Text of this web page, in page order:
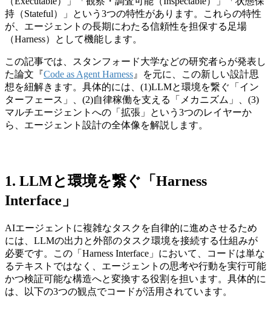
持（Stateful）」という3つの特性があります。これらの特性
が、エージェントの長期にわたる信頼性を担保する足場
（Harness）として機能します。
この記事では、スタンフォード大学などの研究者らが発表し
た論文『Code as Agent Harness 』を元に、この新しい設計思
想を紐解きます。具体的には、(1)LLMと環境を繋ぐ「イン
ターフェース」、(2)自律稼働を支える「メカニズム」、(3)
マルチエージェントへの「拡張」という3つのレイヤーか
ら、エージェント設計の全体像を解説します。
1. LLMと環境を繋ぐ「Harness
Interface」
AIエージェントに複雑なタスクを自律的に進めさせるため
には、LLMの出力と外部のタスク環境を接続する仕組みが
必要です。この「Harness Interface」において、コードは単な
るテキストではなく、エージェントの思考や行動を実行可能
かつ検証可能な構造へと変換する役割を担います。具体的に
は、以下の3つの観点でコードが活用されています。